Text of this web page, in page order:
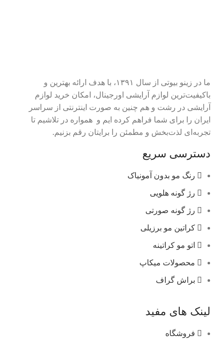
ما در زینو بیوتی از سال ۱۳۹۱، با هدف ارائه بهترین و
باکیفیت‌ترین لوازم آرایشی اورجینال، امکان خرید لوازم
آرایشی در رشت و هم چنین به صورت اینترنتی از سراسر
ایران را برای شما فراهم کرده ایم و همواره در تلاشیم تا
تجربه‌ای لذت‌بخش و مطمئن را برایتان رقم بزنیم.
دسترسی سریع
رنگ مو بدون آمونیاک
رژ گونه هلویی
رژ گونه صورتی
کراتین مو برزیلی
اتو مو کراتینه
محصولات میکاپ
براش گراف
لینک های مفید
فروشگاه